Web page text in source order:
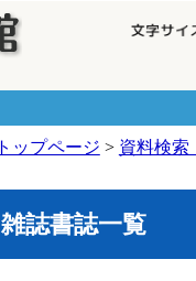
トップページ > 資料検索
雑誌書誌一覧